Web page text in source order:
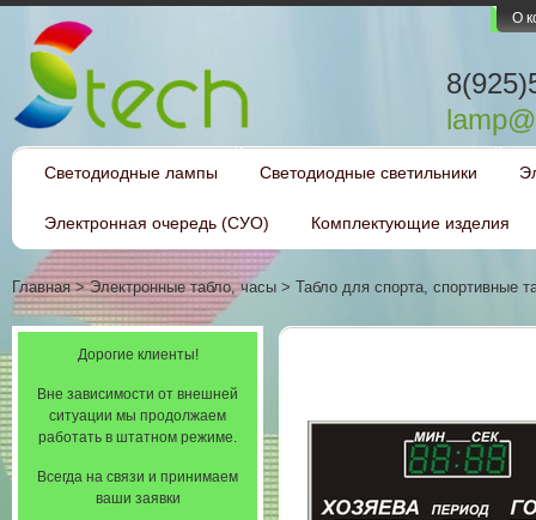
О
Светодиодные лампы Светодиодные светильники
Электронная очередь (СУО) Комплектующие изделия
Главная>Электронные табло, часы > Табло для спорта, спортивные
Дорогие клиенты!
Вне зависимости от внешней
ситуации мы продолжаем
работать в штатном режиме.
Всегда на связи и принимаем
ваши заявки